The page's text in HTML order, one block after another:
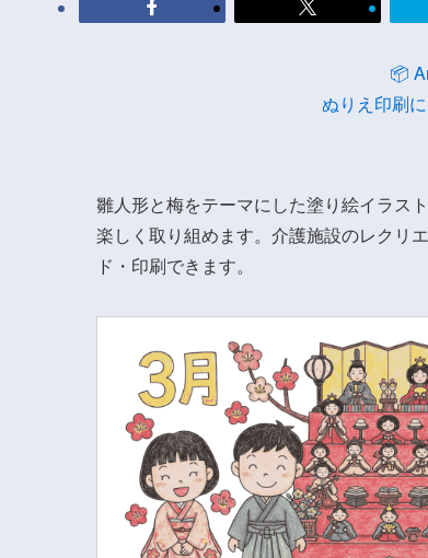
📦
ぬりえ印刷
雛人形と梅をテーマにした塗り絵イラス
楽しく取り組めます。介護施設のレクリ
ド・印刷できます。